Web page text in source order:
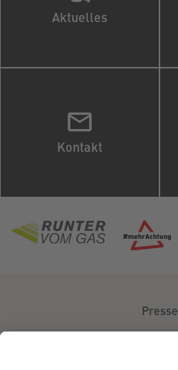
Aktuelles
Kontakt
Presse